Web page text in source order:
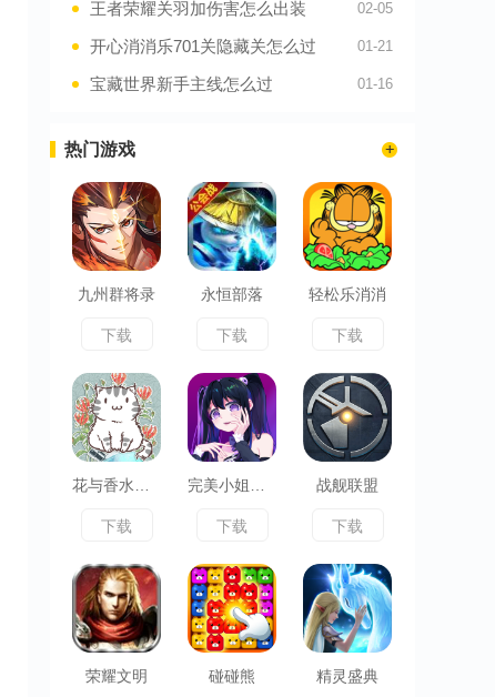
王者荣耀关羽加伤害怎么出装 02-05
开心消消乐701关隐藏关怎么过 01-21
宝藏世界新手主线怎么过 01-16
热门游戏
九州群将录
下载
永恒部落
下载
轻松乐消消
下载
下载 下载
战舰联盟
下载
荣耀文明 碰碰熊 精灵盛典